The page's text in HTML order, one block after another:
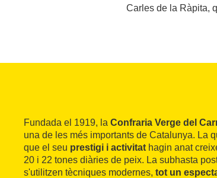
Carles de la Ràpita,
Fundada el 1919, la Confraria Verge del
una de les més importants de Catalunya. La
que el seu prestigi i activitat hagin anat
20 i 22 tones diàries de peix. La subhasta
s'utilitzen tècniques modernes, tot un